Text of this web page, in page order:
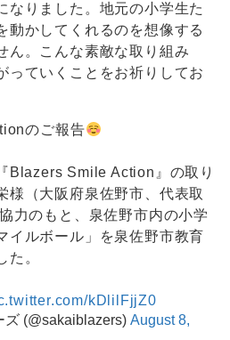
なりました。地元の小学生た
動かしてくれるのを想像する
ん。こんな素敵な取り組み
っていくことをお祈りしてお
のご報告
Blazers Smile Action』の取り
様（大阪府泉佐野市、代表取
力のもと、泉佐野市内の小学
イルボール」を泉佐野市教育
た。
kDlilFjjZ0
(@sakaiblazers) August 8,